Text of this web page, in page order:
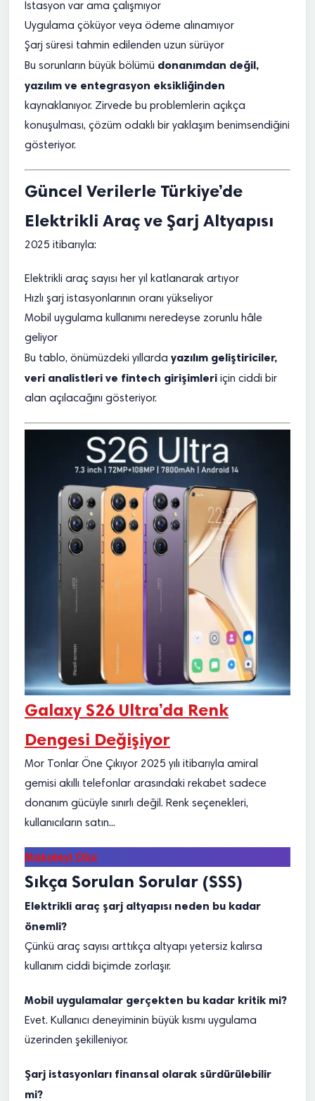
İstasyon var ama çalışmıyor
Uygulama çöküyor veya ödeme alınamıyor
Şarj süresi tahmin edilenden uzun sürüyor
Bu sorunların büyük bölümü donanımdan değil,
yazılım ve entegrasyon eksikliğinden
kaynaklanıyor. Zirvede bu problemlerin açıkça
konuşulması, çözüm odaklı bir yaklaşım benimsendiğini
gösteriyor.
Güncel Verilerle Türkiye’de
Elektrikli Araç ve Şarj Altyapısı
2025 itibarıyla:
Elektrikli araç sayısı her yıl katlanarak artıyor
Hızlı şarj istasyonlarının oranı yükseliyor
Mobil uygulama kullanımı neredeyse zorunlu hâle
geliyor
Bu tablo, önümüzdeki yıllarda yazılım geliştiriciler,
veri analistleri ve fintech girişimleri için ciddi bir
alan açılacağını gösteriyor.
Galaxy S26 Ultra’da Renk
Dengesi Değişiyor
Mor Tonlar Öne Çıkıyor 2025 yılı itibarıyla amiral
gemisi akıllı telefonlar arasındaki rekabet sadece
donanım gücüyle sınırlı değil. Renk seçenekleri,
kullanıcıların satın...
Makaleyi Oku
Sıkça Sorulan Sorular (SSS)
Elektrikli araç şarj altyapısı neden bu kadar
önemli?
Çünkü araç sayısı arttıkça altyapı yetersiz kalırsa
kullanım ciddi biçimde zorlaşır.
Mobil uygulamalar gerçekten bu kadar kritik mi?
Evet. Kullanıcı deneyiminin büyük kısmı uygulama
üzerinden şekilleniyor.
Şarj istasyonları finansal olarak sürdürülebilir
mi?